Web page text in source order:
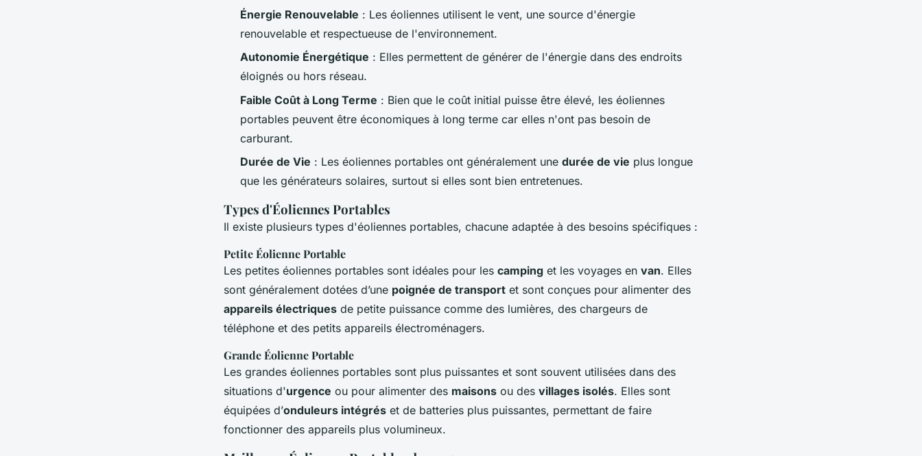
Énergie Renouvelable : Les éoliennes utilisent le vent, une source d'énergie
renouvelable et respectueuse de l'environnement.
Autonomie Énergétique : Elles permettent de générer de l'énergie dans des endroits
éloignés ou hors réseau.
Faible Coût à Long Terme : Bien que le coût initial puisse être élevé, les éoliennes
portables peuvent être économiques à long terme car elles n'ont pas besoin de
carburant.
Durée de Vie : Les éoliennes portables ont généralement une durée de vie plus longue
que les générateurs solaires, surtout si elles sont bien entretenues.
Types d'Éoliennes Portables
Il existe plusieurs types d'éoliennes portables, chacune adaptée à des besoins spécifiques :
Petite Éolienne Portable
Les petites éoliennes portables sont idéales pour les camping et les voyages en van. Elles
sont généralement dotées d’une poignée de transport et sont conçues pour alimenter des
appareils électriques de petite puissance comme des lumières, des chargeurs de
téléphone et des petits appareils électroménagers.
Grande Éolienne Portable
Les grandes éoliennes portables sont plus puissantes et sont souvent utilisées dans des
situations d'urgence ou pour alimenter des maisons ou des villages isolés. Elles sont
équipées d’onduleurs intégrés et de batteries plus puissantes, permettant de faire
fonctionner des appareils plus volumineux.